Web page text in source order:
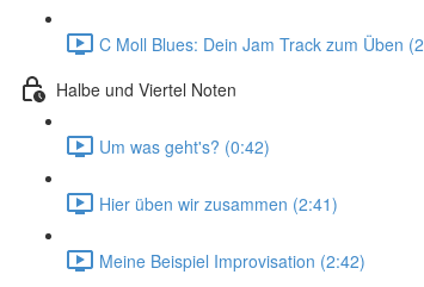
C Moll Blues: Dein Jam Track zum Üben
Halbe und Viertel Noten
Um was geht's? (0:42)
Hier üben wir zusammen (2:41)
Meine Beispiel Improvisation (2:42)